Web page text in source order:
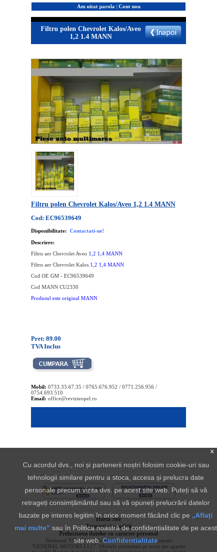
Am uitat parola | Cont nou
Filtru polen Chevrolet Kalos/Aveo
1,2 1.4 MANN
Filtru polen Chevrolet Kalos/Aveo 1,2 1.4 MANN
Cod: EC96539649
Disponibilitate: Contactati-ne!
Descriere:
Filtru aer Chevrolet Aveo 1,2 1,4 MANN
Filtru aer Chevrolet Kalos 1,2 1,4 MANN
Cod OE GM - EC96539649
Cod MANN CU2330
Produsul este original MANN
Pret: 89.00
TVA Inclus
Mobil: 0733.33.67.35 / 0765.676.952 / 0771.256.956 /
0754.693.510
Email: office@revizieopel.ro
Harta Site
Termeni si conditii
Prelucrarea datelor cu caracter personal
Termenul "OPEL" si sigla aferenta sunt marci inregistrate
"GENERAL MOTORS LLC". Ofertele prezentate pe acest site apartin
x
Cu acordul dvs., noi și partenerii noștri folosim cookie-uri sau
tehnologii similare pentru a stoca, accesa și prelucra date
personale precum vizita dvs. pe acest site web. Puteți să vă
retrageți consimțământul sau să vă opuneți prelucrării datelor
bazate pe interes legitim în orice moment făcând clic pe „Aflați
mai multe” sau în Politica noastră de confidențialitate de pe acest
site web.Confidentialitate